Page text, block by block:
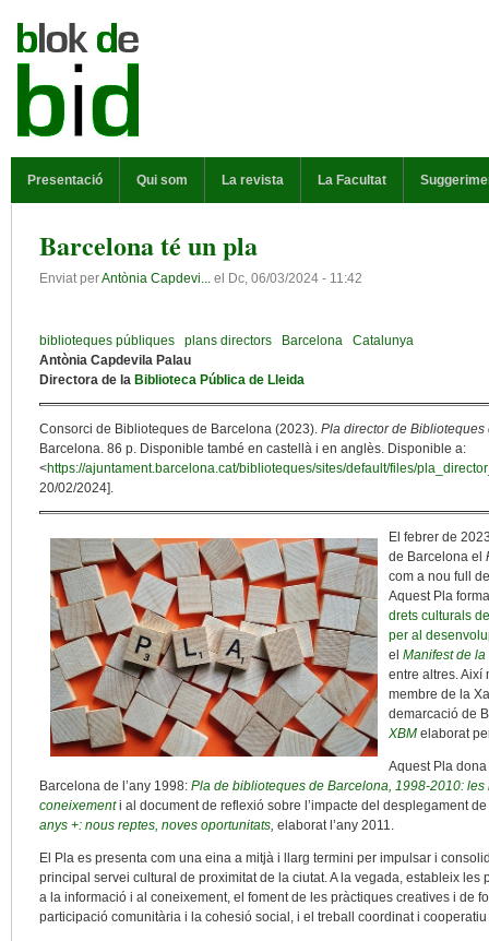
Presentació Qui som La revista La Facultat
Barcelona té un pla
Enviat perAntònia Capdevi... el Dc, 06/03/2024 - 11:42
biblioteques públiques plans directors Barcelona
Catalunya
Antònia Capdevila Palau
Directora de la Biblioteca Pública de Lleida
Consorci de Biblioteques de Barcelona (2023). Pla director de
Barcelona. 86 p. Disponible també en castellà i en anglès. Disponible a:
<https://ajuntament.barcelona.cat/biblioteques/sites/default/files/
20/02/2024].
El febrer de
de Barcelona el
com a nou full
Aquest Pla
drets culturals
per al
el Manifest de
entre altres. Així
membre de la
demarcació de
XBM elaborat
Aquest Pla
Barcelona de l’any 1998: Pla de biblioteques de Barcelona, 1998-2010:
coneixementi al document de reflexió sobre l’impacte del desplegament
anys +: nous reptes, noves oportunitats, elaborat l’any 2011.
El Pla es presenta com una eina a mitjà i llarg termini per impulsar i
principal servei cultural de proximitat de la ciutat. A la vegada, estableix les
a la informació i al coneixement, el foment de les pràctiques creatives i de
participació comunitària i la cohesió social, i el treball coordinat i